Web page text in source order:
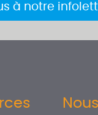
à notre